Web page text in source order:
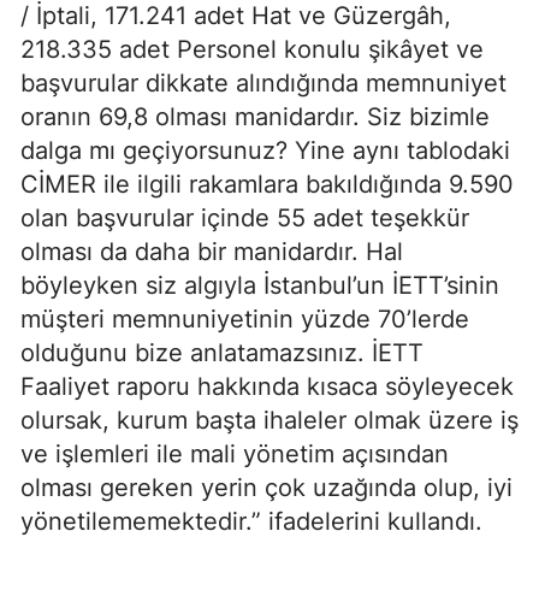
/ İptali, 171.241 adet Hat ve Güzergâh,
218.335 adet Personel konulu şikâyet ve
başvurular dikkate alındığında memnuniyet
oranın 69,8 olması manidardır. Siz bizimle
dalga mı geçiyorsunuz? Yine aynı tablodaki
CİMER ile ilgili rakamlara bakıldığında 9.590
olan başvurular içinde 55 adet teşekkür
olması da daha bir manidardır. Hal
böyleyken siz algıyla İstanbul’un İETT’sinin
müşteri memnuniyetinin yüzde 70’lerde
olduğunu bize anlatamazsınız. İETT
Faaliyet raporu hakkında kısaca söyleyecek
olursak, kurum başta ihaleler olmak üzere iş
ve işlemleri ile mali yönetim açısından
olması gereken yerin çok uzağında olup, iyi
yönetilememektedir.” ifadelerini kullandı.